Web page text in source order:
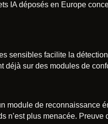
IA déposés en Europe
sensibles facilite la
déjà sur des modules de
module de reconnaissance
plus menacée. Preuve